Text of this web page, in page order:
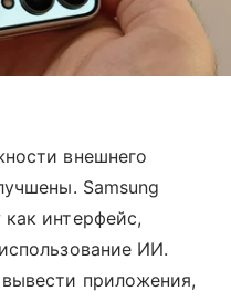
внешнего
Samsung
интерфейс,
ИИ.
приложения,